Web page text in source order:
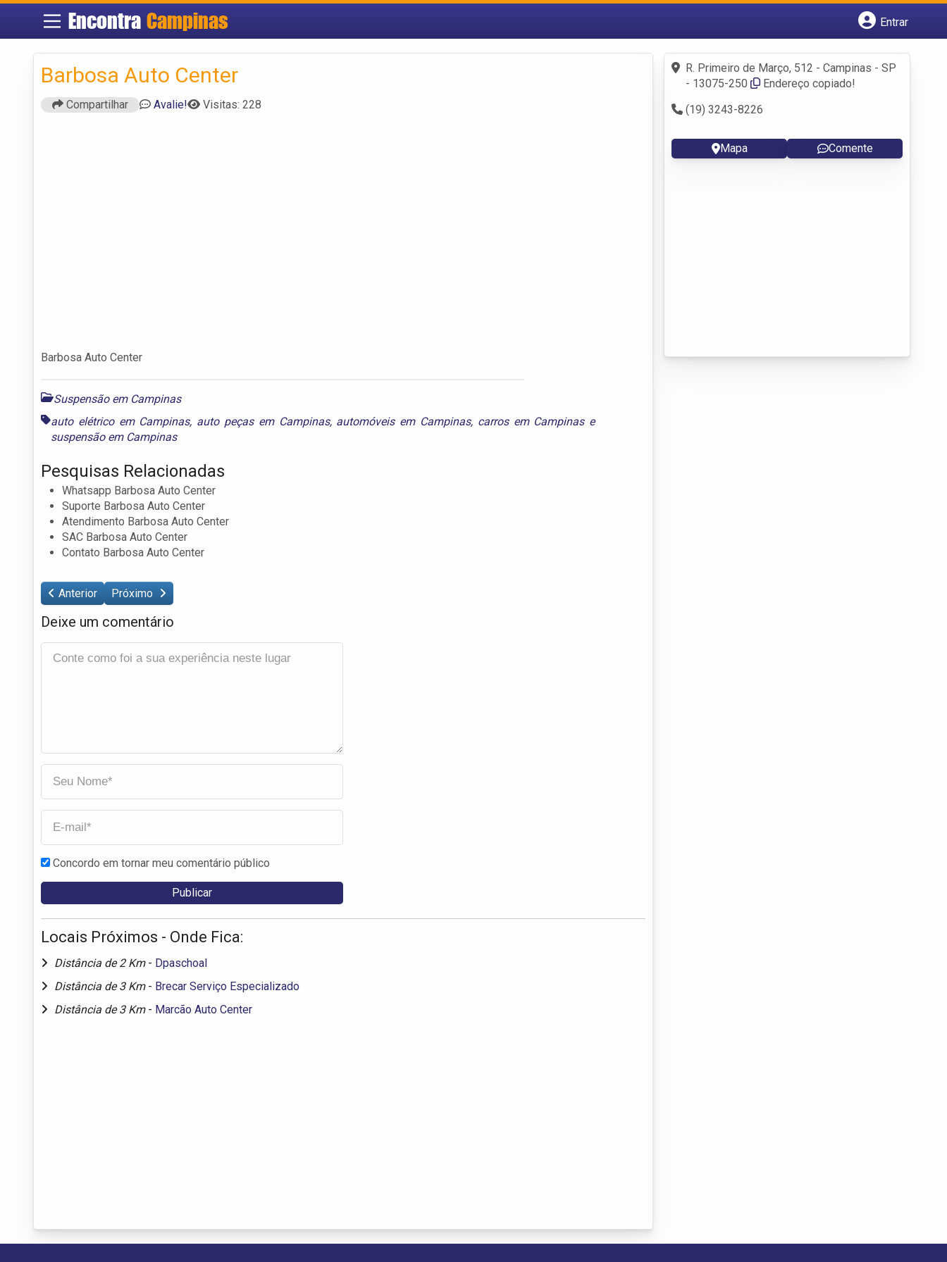
EncontraCampinas
Entrar
Fazer login
Criar conta
Barbosa Auto Center
Compartilhar Avalie! Visitas: 228
Barbosa Auto Center
Suspensão em Campinas
auto elétrico em Campinas, auto peças em Campinas, automóveis em Campinas, carros em Campinase
suspensão em Campinas
Pesquisas Relacionadas
Whatsapp Barbosa Auto Center
Suporte Barbosa Auto Center
Atendimento Barbosa Auto Center
SAC Barbosa Auto Center
Contato Barbosa Auto Center
Anterior Próximo
Deixe um comentário
Concordo em tornar meu comentário público
Locais Próximos - Onde Fica:
Distância de 2 Km - Dpaschoal
Distância de 3 Km - Brecar Serviço Especializado
Distância de 3 Km - Marcão Auto Center
R. Primeiro de Março, 512 - Campinas - SP
- 13075-250
Endereço copiado!
(19) 3243-8226
Mapa Comente